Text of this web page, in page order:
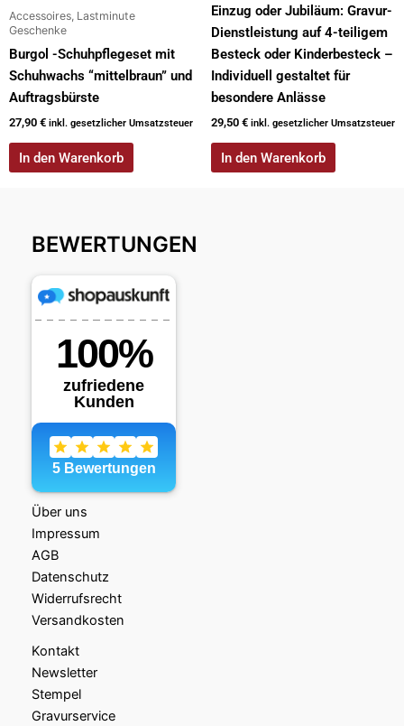
Accessoires, Lastminute
Geschenke
Burgol -Schuhpflegeset mit
Schuhwachs “mittelbraun” und
Auftragsbürste
27,90 € inkl. gesetzlicher Umsatzsteuer
In den Warenkorb
Einzug oder Jubiläum: Gravur-
Dienstleistung auf 4-teiligem
Besteck oder Kinderbesteck –
Individuell gestaltet für
besondere Anlässe
29,50 € inkl. gesetzlicher Umsatzsteuer
In den Warenkorb
BEWERTUNGEN
Über uns
Impressum
AGB
Datenschutz
Widerrufsrecht
Versandkosten
Kontakt
Newsletter
Stempel
Gravurservice